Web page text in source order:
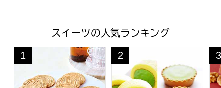
スイーツの人気ランキング
東京風月堂 ゴーフレット(72枚入)【年間ギフト】
1
位
京都宇治 茶游堂 濃茶ロール
2
位 3
位